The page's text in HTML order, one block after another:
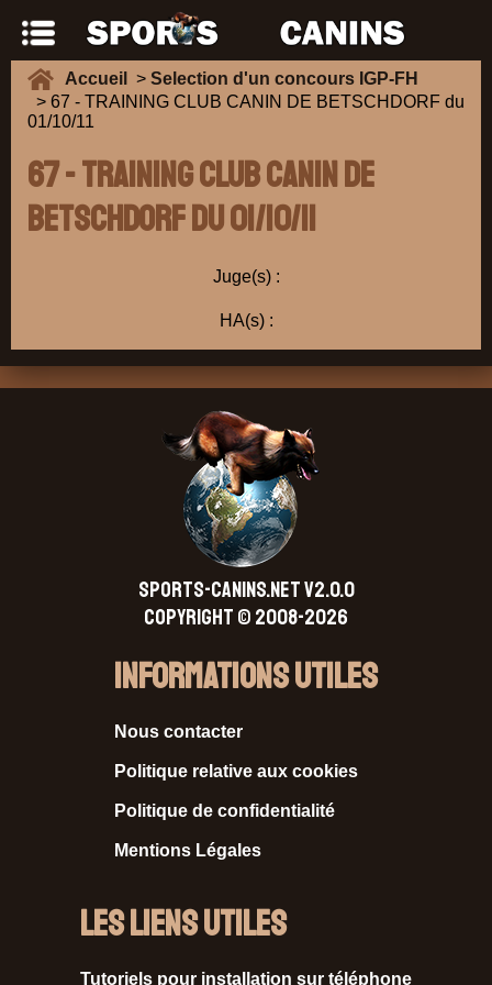
Accueil > Selection d'un concours IGP-FH
> 67 - TRAINING CLUB CANIN DE BETSCHDORF du
01/10/11
67 - TRAINING CLUB CANIN DE
BETSCHDORF du 01/10/11
Juge(s) :
HA(s) :
SPORTS-CANINS.NET V2.0.0
Copyright © 2008-2026
Informations Utiles
Nous contacter
Politique relative aux cookies
Politique de confidentialité
Mentions Légales
Les liens utiles
Tutoriels pour installation sur téléphone